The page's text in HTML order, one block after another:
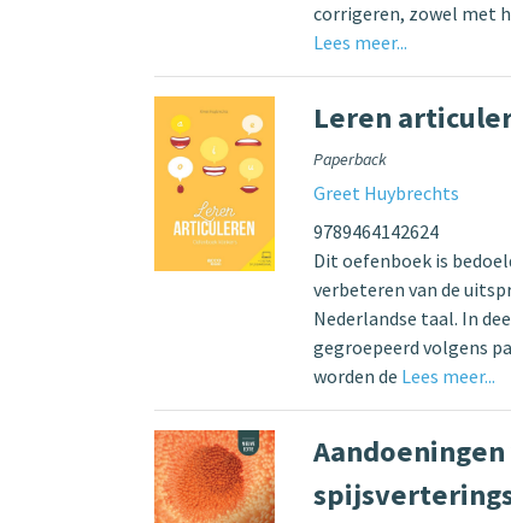
corrigeren, zowel met
Lees meer...
Leren
Paperback
Greet Huybrechts
9789464142624
Dit oefenboek is
verbeteren van de
Nederlandse taal. In
gegroepeerd volgens
worden de Lees meer...